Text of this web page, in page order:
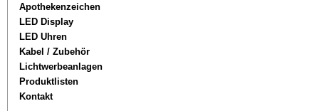
Apothekenzeichen
LED Display
LED Uhren
Kabel / Zubehör
Lichtwerbeanlagen
Produktlisten
Kontakt